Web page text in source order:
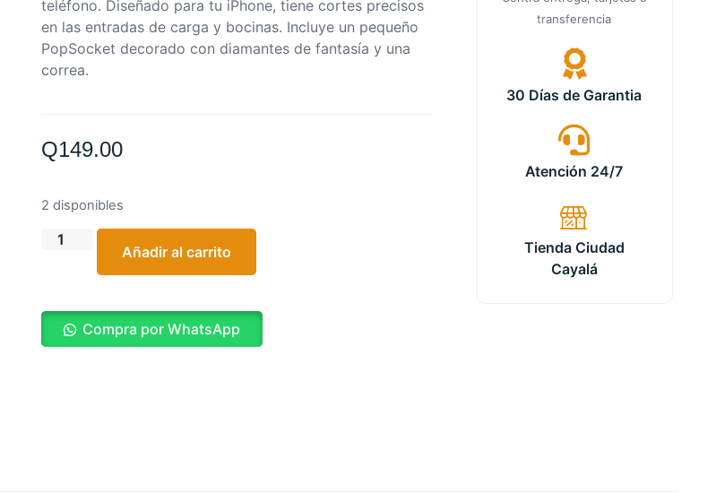
teléfono. Diseñado para tu iPhone, tiene cortes precisos
en las entradas de carga y bocinas. Incluye un pequeño
PopSocket decorado con diamantes de fantasía y una
correa.
Q149.00
2 disponibles
Añadir al carrito
Compra por WhatsApp
transferencia
30 Días de Garantia
Atención 24/7
Tienda Ciudad
Cayalá